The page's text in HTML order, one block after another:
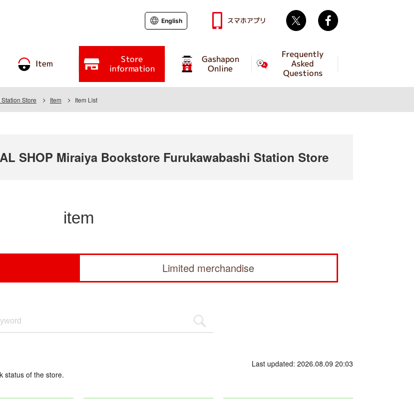
Item Store
information
Gashapon
Online
Frequently
Asked
Questions
English スマホアプリ Twitter
Store Item Item List
SHOP Miraiya Bookstore Furukawabashi Station Store
item
Limited merchandise
status of the store.
Last updated: 2026.08.09 20:03